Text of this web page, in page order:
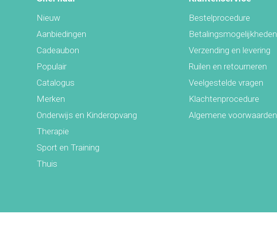
Nieuw
Aanbiedingen
Cadeaubon
Populair
Catalogus
Merken
Onderwijs en Kinderopvang
Therapie
Sport en Training
Thuis
Bestelprocedure
Betalingsmogelijkheden
Verzending en levering
Ruilen en retourneren
Veelgestelde vragen
Klachtenprocedure
Algemene voorwaarden